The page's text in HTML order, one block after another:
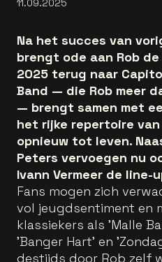
11.09.2025
Na het succes van
brengt ode aan Rob
2025 terug naar
Band — die Rob meer
— brengt samen met
het rijke repertoire
opnieuw tot leven.
Peters vervoegen nu
Ivann Vermeer de line-
Fans mogen zich
vol jeugdsentiment en
klassiekers als 'Malle
'Banger Hart' en
destijds door Rob zelf